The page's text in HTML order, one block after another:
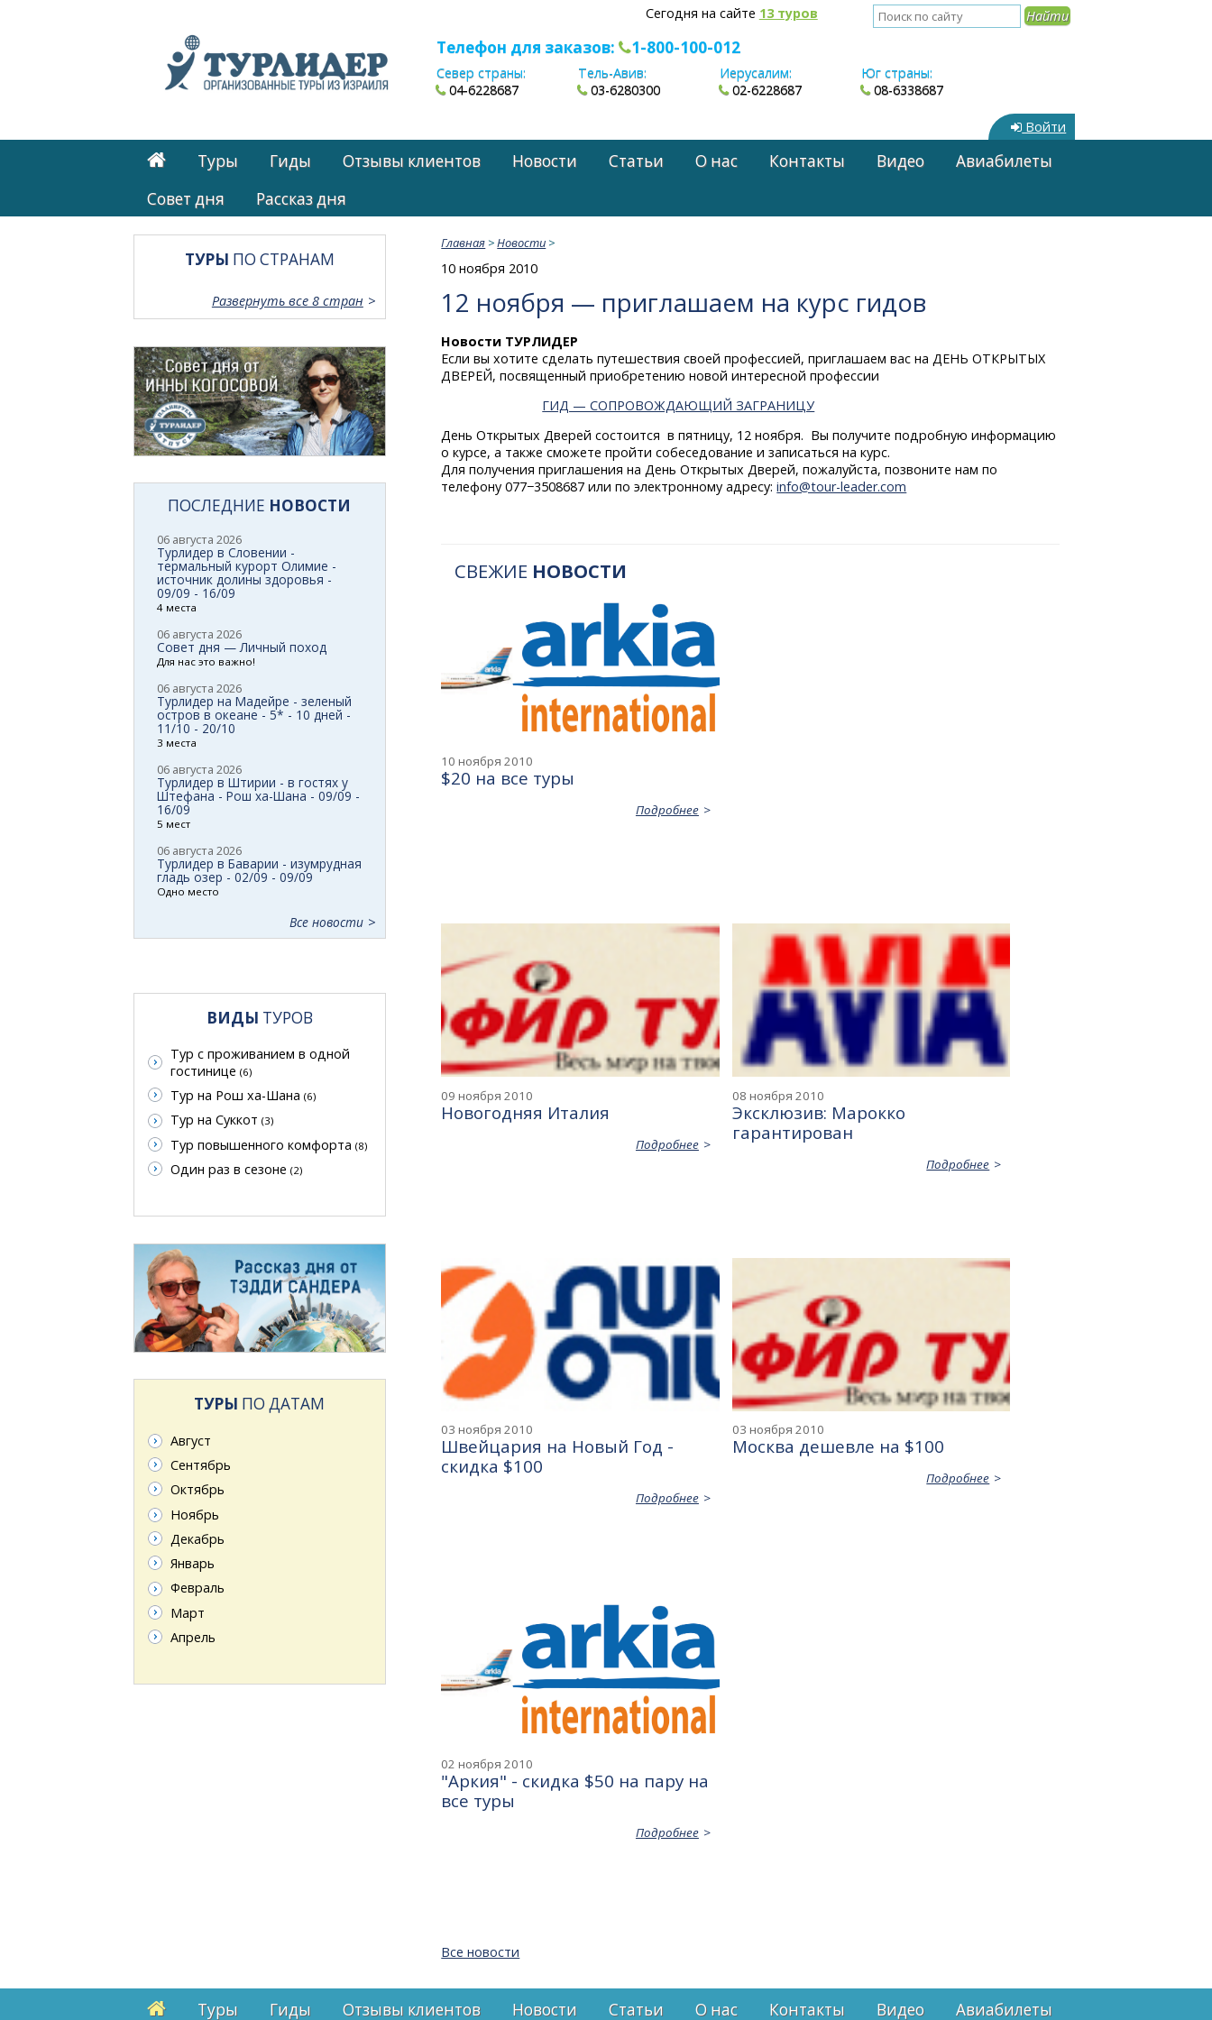
Сегодня на сайте 13 туров
Телефон для заказов: 1-800-100-012
Север страны:
04-6228687
Тель-Авив:
03-6280300
Иерусалим:
02-6228687
Юг страны:
08-6338687
Войти
Туры Гиды Отзывы клиентов Новости Статьи О нас Контакты Видео
Авиабилеты
Cовет дня
Рассказ дня
Главная >Новости >
10 ноября 2010
12 ноября — приглашаем на курс гидов
Новости ТУРЛИДЕР
Если вы хотите сделать путешествия своей профессией, приглашаем вас на ДЕНЬ ОТКРЫТЫХ
ДВЕРЕЙ, посвященный приобретению новой интересной профессии
ГИД — СОПРОВОЖДАЮЩИЙ ЗАГРАНИЦУ
День Открытых Дверей состоится в пятницу, 12 ноября. Вы получите подробную информацию
о курсе, а также сможете пройти собеседование и записаться на курс.
Для получения приглашения на День Открытых Дверей, пожалуйста, позвоните нам по
телефону 077−3508687 или по электронному адресу:info@tour-leader.com
СВЕЖИЕ НОВОСТИ
10 ноября 2010
$20 на все туры
Подробнее
09 ноября 2010
Новогодняя Италия
Подробнее
08 ноября 2010
Эксклюзив: Марокко
гарантирован
Подробнее
03 ноября 2010
Швейцария на Новый Год -
скидка $100
Подробнее
03 ноября 2010
Москва дешевле на $100
Подробнее
02 ноября 2010
"Аркия" - скидка $50 на пару на
все туры
Подробнее
Все новости
ТУРЫ ПО СТРАНАМ
Развернуть все 8 стран
ПОСЛЕДНИЕ НОВОСТИ
06 августа 2026
Турлидер в Словении -
термальный курорт Олимие -
источник долины здоровья -
09/09 - 16/09
4 места
06 августа 2026
Совет дня — Личный поход
Для нас это важно!
06 августа 2026
Турлидер на Мадейре - зеленый
остров в океане - 5* - 10 дней -
11/10 - 20/10
3 места
06 августа 2026
Турлидер в Штирии - в гостях у
Штефана - Рош ха-Шана - 09/09 -
16/09
5 мест
06 августа 2026
Турлидер в Баварии - изумрудная
гладь озер - 02/09 - 09/09
Одно место
Все новости
ВИДЫ ТУРОВ
Тур с проживанием в одной
гостинице (6)
Тур на Рош ха-Шана (6)
Тур на Суккот (3)
Тур повышенного комфорта (8)
Один раз в сезоне (2)
ТУРЫ ПО ДАТАМ
Август
Сентябрь
Октябрь
Ноябрь
Декабрь
Январь
Февраль
Март
Апрель
Туры Гиды Отзывы клиентов Новости Статьи О нас Контакты Видео Авиабилеты